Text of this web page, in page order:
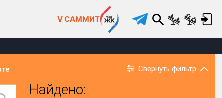
V САММИТ
Свернуть фильтр
Найдено: